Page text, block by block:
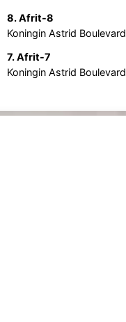
8. Afrit-8
Koningin Astrid Boulevard
7. Afrit-7
Koningin Astrid Boulevard